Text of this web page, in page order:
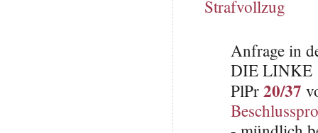
Strafvollzug
Anfrage in
DIE LINKE
PlPr20/37